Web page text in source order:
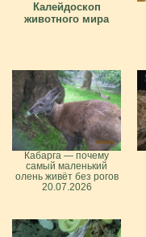
Калейдоскоп
животного мира
Кабарга — почему
самый маленький
олень живёт без рогов
20.07.2026